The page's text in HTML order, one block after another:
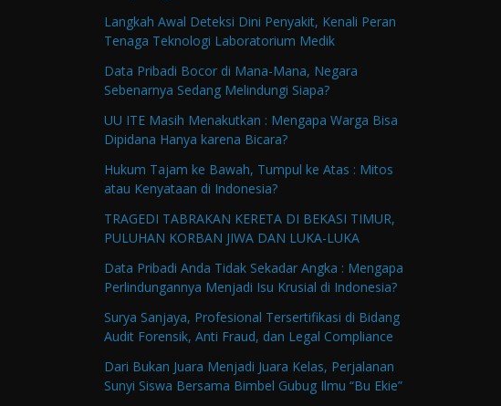
Langkah Awal Deteksi Dini Penyakit, Kenali Peran
Tenaga Teknologi Laboratorium Medik
Data Pribadi Bocor di Mana-Mana, Negara
Sebenarnya Sedang Melindungi Siapa?
UU ITE Masih Menakutkan : Mengapa Warga Bisa
Dipidana Hanya karena Bicara?
Hukum Tajam ke Bawah, Tumpul ke Atas : Mitos
atau Kenyataan di Indonesia?
TRAGEDI TABRAKAN KERETA DI BEKASI TIMUR,
PULUHAN KORBAN JIWA DAN LUKA-LUKA
Data Pribadi Anda Tidak Sekadar Angka : Mengapa
Perlindungannya Menjadi Isu Krusial di Indonesia?
Surya Sanjaya, Profesional Tersertifikasi di Bidang
Audit Forensik, Anti Fraud, dan Legal Compliance
Dari Bukan Juara Menjadi Juara Kelas, Perjalanan
Sunyi Siswa Bersama Bimbel Gubug Ilmu “Bu Ekie”